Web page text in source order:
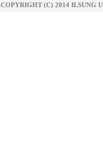
COPYRIGHT (C) 2014 ILSUNG